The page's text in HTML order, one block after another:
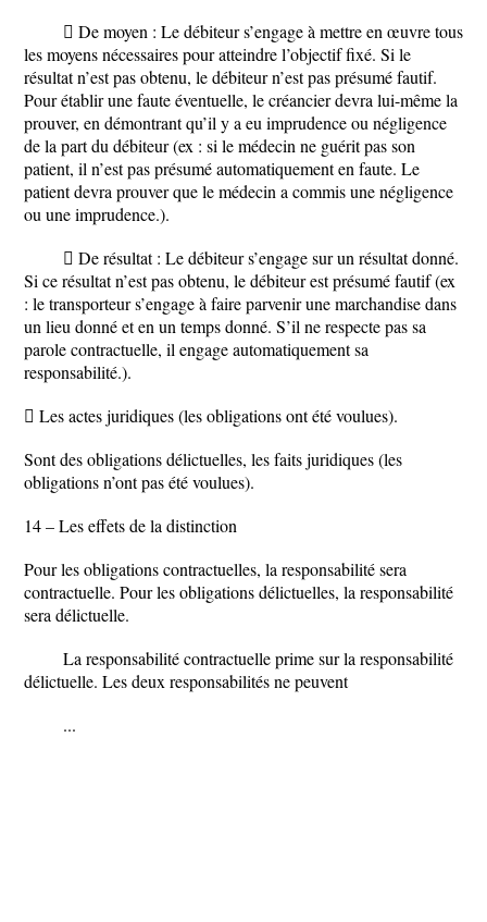
 De moyen : Le débiteur s’engage à mettre en œuvre tous
les moyens nécessaires pour atteindre l’objectif fixé. Si le
résultat n’est pas obtenu, le débiteur n’est pas présumé fautif.
Pour établir une faute éventuelle, le créancier devra lui-même la
prouver, en démontrant qu’il y a eu imprudence ou négligence
de la part du débiteur (ex : si le médecin ne guérit pas son
patient, il n’est pas présumé automatiquement en faute. Le
patient devra prouver que le médecin a commis une négligence
ou une imprudence.).
 De résultat : Le débiteur s’engage sur un résultat donné.
Si ce résultat n’est pas obtenu, le débiteur est présumé fautif (ex
: le transporteur s’engage à faire parvenir une marchandise dans
un lieu donné et en un temps donné. S’il ne respecte pas sa
parole contractuelle, il engage automatiquement sa
responsabilité.).
 Les actes juridiques (les obligations ont été voulues).
Sont des obligations délictuelles, les faits juridiques (les
obligations n’ont pas été voulues).
14 – Les effets de la distinction
Pour les obligations contractuelles, la responsabilité sera
contractuelle. Pour les obligations délictuelles, la responsabilité
sera délictuelle.
La responsabilité contractuelle prime sur la responsabilité
délictuelle. Les deux responsabilités ne peuvent
...